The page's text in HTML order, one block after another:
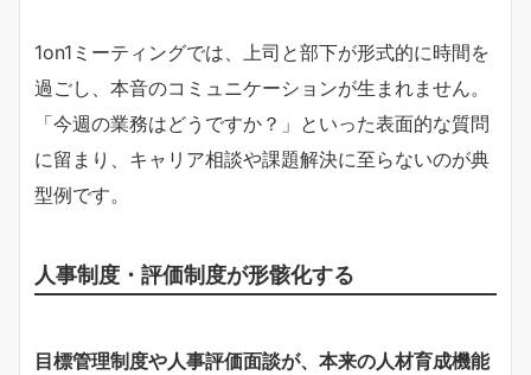
1on1ミーティングでは、上司と部下が形式的に時間を
過ごし、本音のコミュニケーションが生まれません。
「今週の業務はどうですか？」といった表面的な質問
に留まり、キャリア相談や課題解決に至らないのが典
型例です。
人事制度・評価制度が形骸化する
目標管理制度や人事評価面談が、本来の人材育成機能